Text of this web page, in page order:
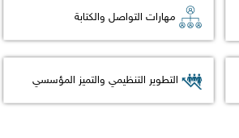
هارات التواصل والكتابة
التطوير التنظيمي والتميز المؤسسي